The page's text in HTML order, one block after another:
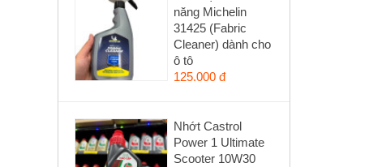
năng Michelin
31425 (Fabric
Cleaner) dành cho
ô tô
125.000 đ
Nhớt Castrol
Power 1 Ultimate
Scooter 10W30